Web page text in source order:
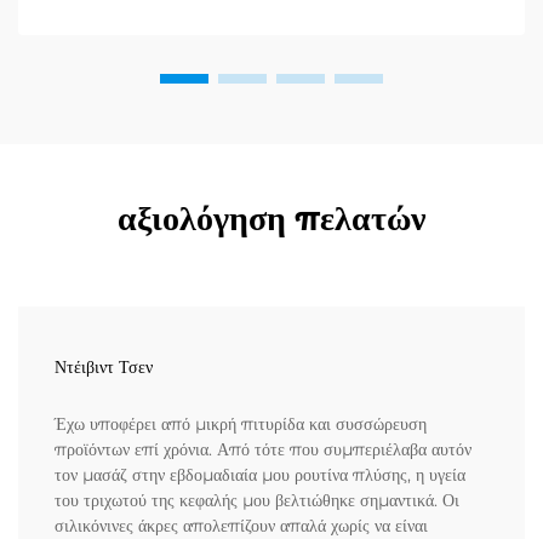
αξιολόγηση πελατών
Ντέιβιντ Τσεν
Έχω υποφέρει από μικρή πιτυρίδα και συσσώρευση
προϊόντων επί χρόνια. Από τότε που συμπεριέλαβα αυτόν
τον μασάζ στην εβδομαδιαία μου ρουτίνα πλύσης, η υγεία
του τριχωτού της κεφαλής μου βελτιώθηκε σημαντικά. Οι
σιλικόνινες άκρες απολεπίζουν απαλά χωρίς να είναι